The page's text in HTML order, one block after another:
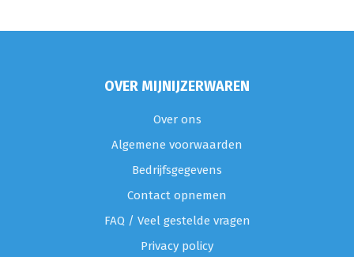
OVER MIJNIJZERWAREN
Over ons
Algemene voorwaarden
Bedrijfsgegevens
Contact opnemen
FAQ / Veel gestelde vragen
Privacy policy